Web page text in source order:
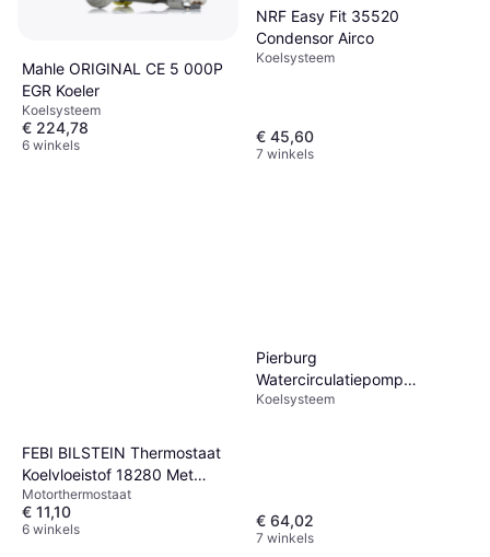
Mahle ORIGINAL CE 5 000P
EGR Koeler
Koelsysteem
€ 224,78
6 winkels
NRF Easy Fit 35520
Condensor Airco
Koelsysteem
€ 45,60
7 winkels
FEBI BILSTEIN Thermostaat
Koelvloeistof 18280 Met
Afdichtring
Motorthermostaat
€ 11,10
6 winkels
Pierburg
Watercirculatiepomp
Standkachel 12 Electrisch
Koelsysteem
€ 64,02
7 winkels